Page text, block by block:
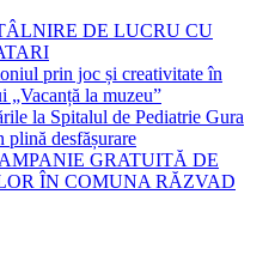
DE LUCRU CU
prin joc și creativitate în
„Vacanță la muzeu”
la Spitalul de Pediatrie Gura
desfășurare
GRATUITĂ DE
ÎN COMUNA RĂZVAD